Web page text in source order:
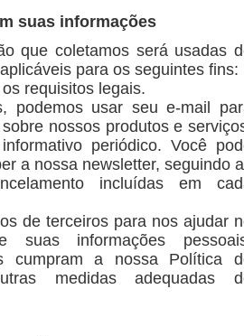
suas informações
que coletamos será usadas
para os seguintes fins:
requisitos legais.
podemos usar seu e-mail
nossos produtos e
periódico. Você
a nossa newsletter, seguindo
incluídas em
de terceiros para nos ajudar
suas informações
cumpram a nossa Política
medidas adequadas